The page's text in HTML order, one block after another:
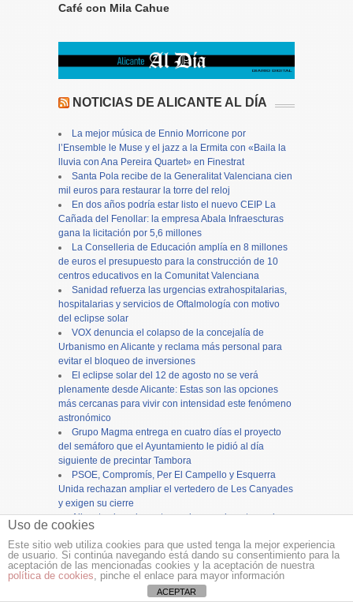
Café con Mila Cahue
NOTICIAS DE ALICANTE AL DÍA
La mejor música de Ennio Morricone por
l’Ensemble le Muse y el jazz a la Ermita con «Baila la
lluvia con Ana Pereira Quartet» en Finestrat
Santa Pola recibe de la Generalitat Valenciana cien
mil euros para restaurar la torre del reloj
En dos años podría estar listo el nuevo CEIP La
Cañada del Fenollar: la empresa Abala Infraescturas
gana la licitación por 5,6 millones
La Conselleria de Educación amplía en 8 millones
de euros el presupuesto para la construcción de 10
centros educativos en la Comunitat Valenciana
Sanidad refuerza las urgencias extrahospitalarias,
hospitalarias y servicios de Oftalmología con motivo
del eclipse solar
VOX denuncia el colapso de la concejalía de
Urbanismo en Alicante y reclama más personal para
evitar el bloqueo de inversiones
El eclipse solar del 12 de agosto no se verá
plenamente desde Alicante: Estas son las opciones
más cercanas para vivir con intensidad este fenómeno
astronómico
Grupo Magma entrega en cuatro días el proyecto
del semáforo que el Ayuntamiento le pidió al día
siguiente de precintar Tambora
PSOE, Compromís, Per El Campello y Esquerra
Unida rechazan ampliar el vertedero de Les Canyades
y exigen su cierre
Alicante cierra los actos en honor a la patrona, la
Virgen del Remedio, con una concurrida procesión
Copyright ©12tvy12endigital.es
Uso de cookies
Este sitio web utiliza cookies para que usted tenga la mejor experiencia
de usuario. Si continúa navegando está dando su consentimiento para la
aceptación de las mencionadas cookies y la aceptación de nuestra
política de cookies, pinche el enlace para mayor información
ACEPTAR